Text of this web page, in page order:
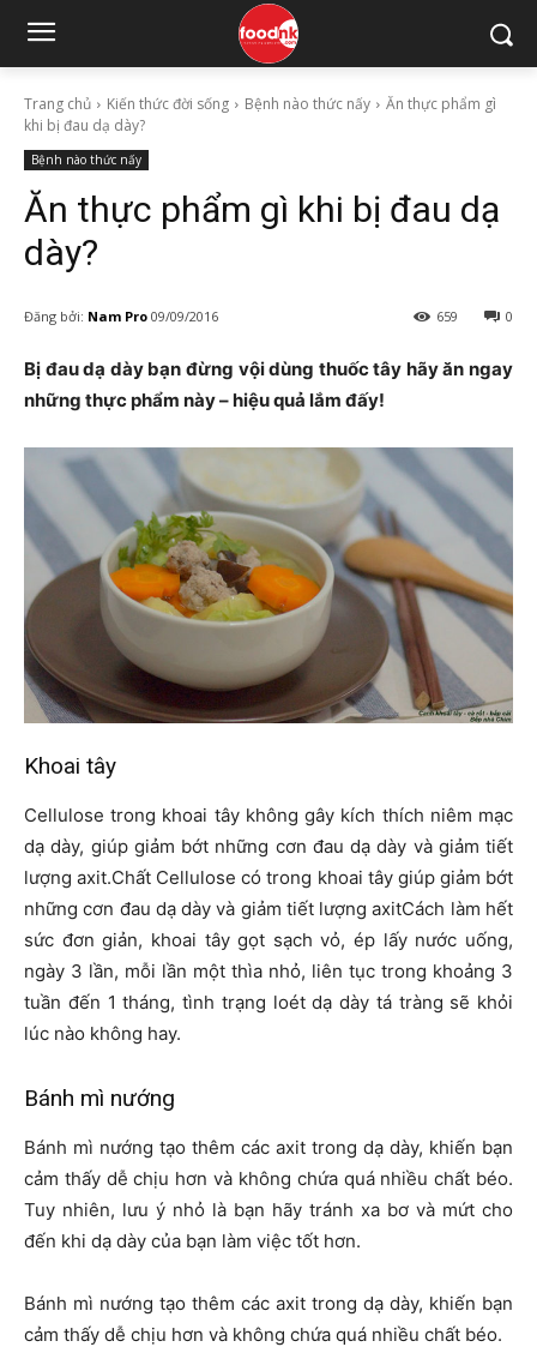
Trang chủ Kiến thức đời sống Bệnh nào thức nấy
Ăn thực phẩm gì
khi bị đau dạ dày?
Bệnh nào thức nấy
Ăn thực phẩm gì khi bị đau dạ
dày?
Đăng bởi: Nam Pro 09/09/2016 0
659
Bị đau dạ dày bạn đừng vội dùng thuốc tây hãy ăn ngay
những thực phẩm này – hiệu quả lắm đấy!
Khoai tây
Cellulose trong khoai tây không gây kích thích niêm mạc
dạ dày, giúp giảm bớt những cơn đau dạ dày và giảm tiết
lượng axit.Chất Cellulose có trong khoai tây giúp giảm bớt
những cơn đau dạ dày và giảm tiết lượng axitCách làm hết
sức đơn giản, khoai tây gọt sạch vỏ, ép lấy nước uống,
ngày 3 lần, mỗi lần một thìa nhỏ, liên tục trong khoảng 3
tuần đến 1 tháng, tình trạng loét dạ dày tá tràng sẽ khỏi
lúc nào không hay.
Bánh mì nướng
Bánh mì nướng tạo thêm các axit trong dạ dày, khiến bạn
cảm thấy dễ chịu hơn và không chứa quá nhiều chất béo.
Tuy nhiên, lưu ý nhỏ là bạn hãy tránh xa bơ và mứt cho
đến khi dạ dày của bạn làm việc tốt hơn.
Bánh mì nướng tạo thêm các axit trong dạ dày, khiến bạn
cảm thấy dễ chịu hơn và không chứa quá nhiều chất béo.